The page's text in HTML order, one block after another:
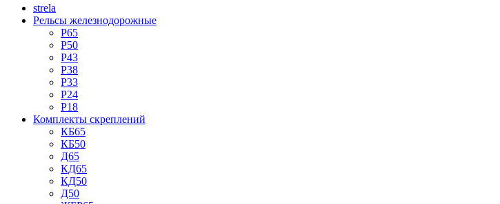
strela
Рельсы железнодорожные
Р65
Р50
Р43
Р38
Р33
Р24
Р18
Комплекты скреплений
КБ65
КБ50
Д65
КД65
КД50
Д50